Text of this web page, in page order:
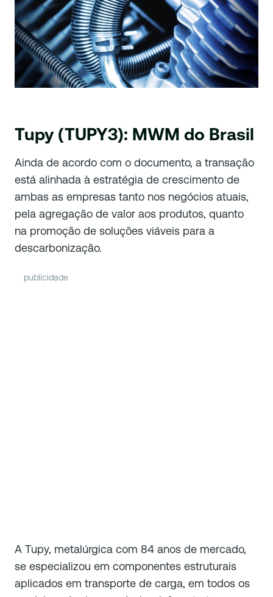
Tupy (TUPY3): MWM do Brasil
Ainda de acordo com o documento, a transação
está alinhada à estratégia de crescimento de
ambas as empresas tanto nos negócios atuais,
pela agregação de valor aos produtos, quanto
na promoção de soluções viáveis para a
descarbonização.
publicidade
A Tupy, metalúrgica com 84 anos de mercado,
se especializou em componentes estruturais
aplicados em transporte de carga, em todos os